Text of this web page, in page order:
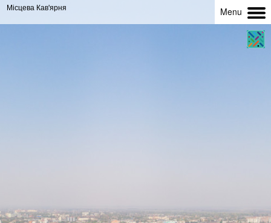
Menu
Місцева Кав'ярня